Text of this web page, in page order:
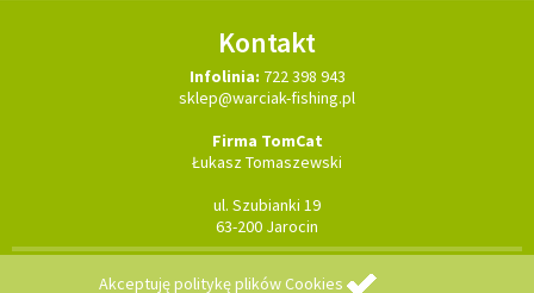
Akceptujępolitykę plików Cookies
Kontakt
Infolinia: 722 398 943
sklep@warciak-fishing.pl
Firma TomCat
Łukasz Tomaszewski
ul. Szubianki 19
63-200 Jarocin
Copyright © 2026 TomCat - wszelkie prawa zastrzeżone